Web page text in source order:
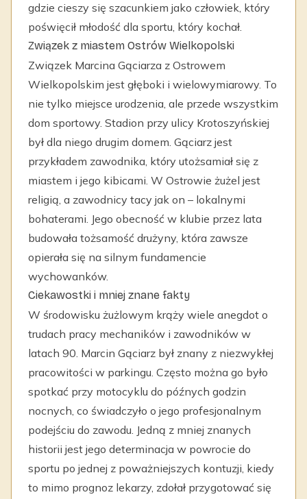
gdzie cieszy się szacunkiem jako człowiek, który
poświęcił młodość dla sportu, który kochał.
Związek z miastem Ostrów Wielkopolski
Związek Marcina Gąciarza z Ostrowem
Wielkopolskim jest głęboki i wielowymiarowy. To
nie tylko miejsce urodzenia, ale przede wszystkim
dom sportowy. Stadion przy ulicy Krotoszyńskiej
był dla niego drugim domem. Gąciarz jest
przykładem zawodnika, który utożsamiał się z
miastem i jego kibicami. W Ostrowie żużel jest
religią, a zawodnicy tacy jak on – lokalnymi
bohaterami. Jego obecność w klubie przez lata
budowała tożsamość drużyny, która zawsze
opierała się na silnym fundamencie
wychowanków.
Ciekawostki i mniej znane fakty
W środowisku żużlowym krąży wiele anegdot o
trudach pracy mechaników i zawodników w
latach 90. Marcin Gąciarz był znany z niezwykłej
pracowitości w parkingu. Często można go było
spotkać przy motocyklu do późnych godzin
nocnych, co świadczyło o jego profesjonalnym
podejściu do zawodu. Jedną z mniej znanych
historii jest jego determinacja w powrocie do
sportu po jednej z poważniejszych kontuzji, kiedy
to mimo prognoz lekarzy, zdołał przygotować się